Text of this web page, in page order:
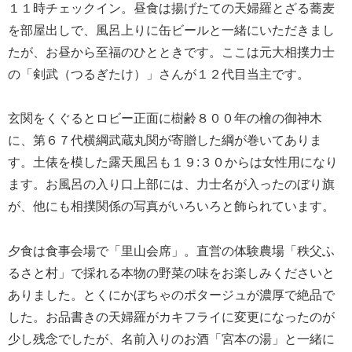
１１時チェックイン。昼食は揚げたての天婦羅とざる蕎麦
を部屋出しで、風呂上りに缶ビールと一緒にいただきまし
たが、お昼から至福のひとときです。ここは元大相撲力士
の「剣武（つるぎたけ）」さんが１２代目当主です。
玄関をくぐるとロビー正面に樹齢８００年の檜の御神木
に、第６７代横綱武蔵丸関が寄贈した綱が巻いてありま
す。土俵を模した露天風呂も１９:３０からは女性用になり
ます。お風呂の入り口上部には、力士名が入ったのぼり旗
が、他にも相撲関係の写真がいろいろと飾られています。
夕食は食事会場で「里山会席」。直営の体験農場「秩父ふ
るさと村」で採れる本物の野菜の味をお楽しみくださいと
ありました。とくにかぼちゃのポタージュが濃厚で絶品で
した。お品書きの天婦羅がカキフライに変更になったのが
少し残念でしたが、名前入りのお酒「宮本の湯」と一緒に